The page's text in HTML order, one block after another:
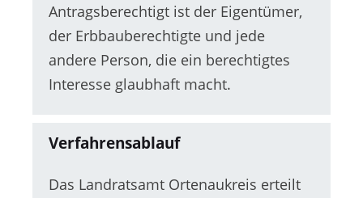
Antragsberechtigt ist der Eigentümer,
der Erbbauberechtigte und jede
andere Person, die ein berechtigtes
Interesse glaubhaft macht.
Verfahrensablauf
Das Landratsamt Ortenaukreis erteilt